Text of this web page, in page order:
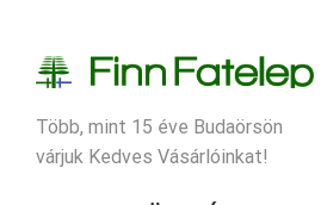
Több, mint 15 éve Budaörsön
várjuk Kedves Vásárlóinkat!